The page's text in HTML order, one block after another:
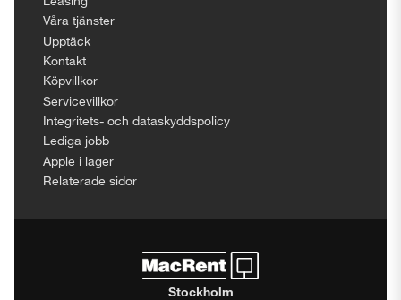
Våra tjänster
Upptäck
Kontakt
Köpvillkor
Servicevillkor
Integritets- och dataskyddspolicy
Lediga jobb
Apple i lager
Relaterade sidor
Stockholm